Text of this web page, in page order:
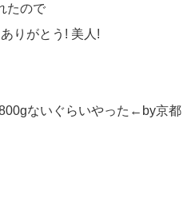
たので
りがとう! 美人!
ないぐらいやった←by京都